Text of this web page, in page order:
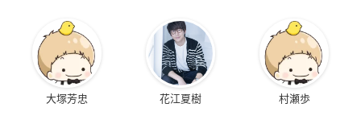
大塚芳忠 花江夏樹 村瀬歩